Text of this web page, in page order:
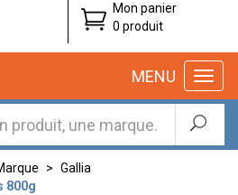
Mon panier
0 produit
MENU
Gallia
800g